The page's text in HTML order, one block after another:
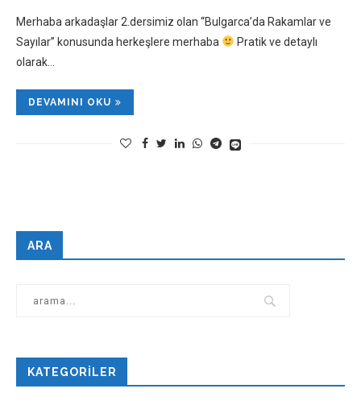
Merhaba arkadaşlar 2.dersimiz olan “Bulgarca’da Rakamlar ve
Sayılar” konusunda herkeşlere merhaba
Pratik ve detaylı
olarak…
DEVAMINI OKU
ARA
KATEGORILER